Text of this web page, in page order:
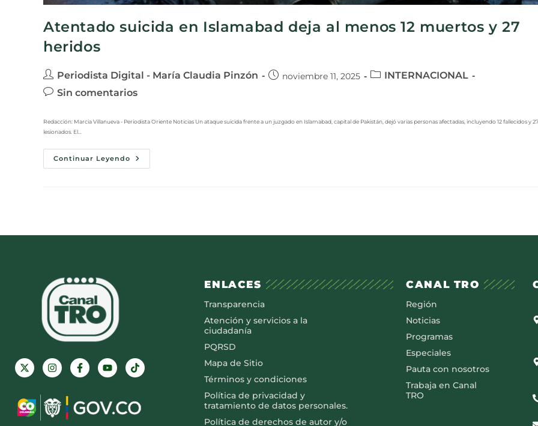
Atentado suicida en Islamabad deja al menos 12 muertos y 27
heridos
Periodista Digital - María Claudia Pinzón noviembre 11, 2025
INTERNACIONAL
Sin comentarios
Redacción: Marcia Villanueva - Periodista Oriente Noticias Un ataque suicida frente a un juzgado en Islamabad, capital de Pakistán, dejó varias personas afectadas, incluyendo 12 fallecidos y 27
lesionados. El…
Continuar Leyendo
ENLACES
Transparencia
Atención y servicios a la
ciudadanía
PQRSD
Mapa de Sitio
Términos y condiciones
Política de privacidad y
tratamiento de datos personales.
Política de derechos de autor y/o
CANAL TRO
Región
Noticias
Programas
Especiales
Pauta con nosotros
Trabaja en Canal
TRO